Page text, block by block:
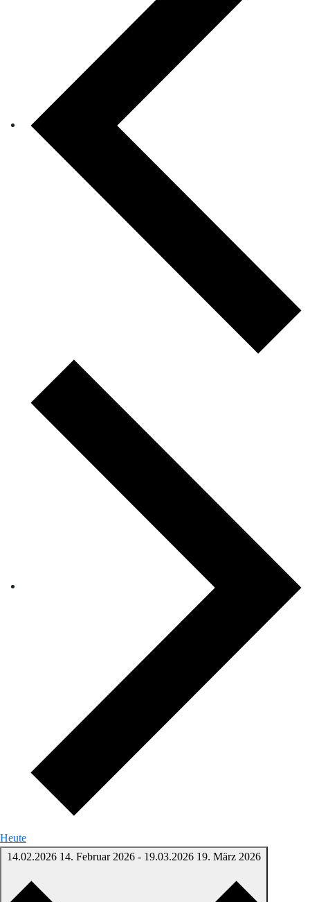
Heute
14.02.2026 14. Februar 2026 - 19.03.2026 19. März 2026